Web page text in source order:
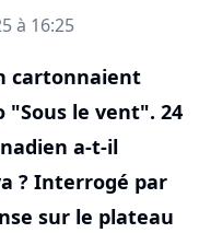
à 16:25
cartonnaient
"Sous le vent". 24
a-t-il
? Interrogé par
sur le plateau